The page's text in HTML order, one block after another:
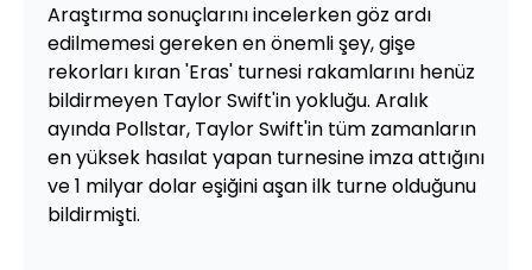
Araştırma sonuçlarını incelerken göz ardı
edilmemesi gereken en önemli şey, gişe
rekorları kıran 'Eras' turnesi rakamlarını henüz
bildirmeyen Taylor Swift'in yokluğu. Aralık
ayında Pollstar, Taylor Swift'in tüm zamanların
en yüksek hasılat yapan turnesine imza attığını
ve 1 milyar dolar eşiğini aşan ilk turne olduğunu
bildirmişti.